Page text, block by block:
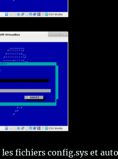
les fichiers config.sys et